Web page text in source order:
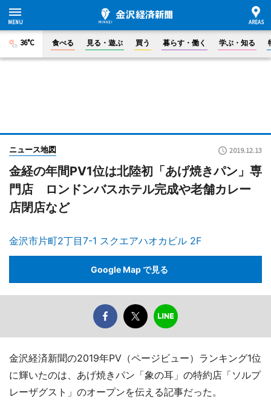
36°C 食べる 見る・遊ぶ 買う 暮らす・働く 学ぶ・知る
ニュース地図 2019.12.13
金経の年間PV1位は北陸初「あげ焼きパン」専
門店 ロンドンバスホテル完成や老舗カレー
店閉店など
金沢市片町2丁目7-1 スクエアハオカビル 2F
Google Map で見る
金沢経済新聞の2019年PV（ページビュー）ランキング1位
に輝いたのは、あげ焼きパン「象の耳」の特約店「ソルプ
レーザグスト」のオープンを伝える記事だった。